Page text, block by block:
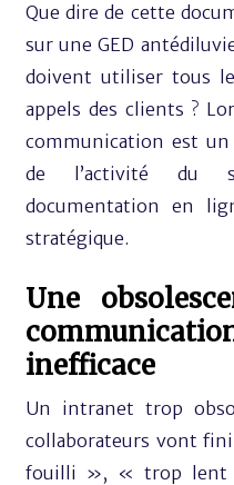
Que dire de cette
sur une GED
doivent utiliser tous
appels des clients ?
communication est
de l’activité du
documentation en
stratégique.
Une
inefficace
Un intranet trop
collaborateurs vont
fouilli », « trop lent